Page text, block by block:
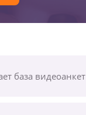
база видеоанкет